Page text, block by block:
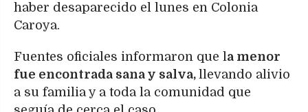
haber desaparecido el lunes en Colonia
Caroya.
Fuentes oficiales informaron que la menor
fue encontrada sana y salva, llevando alivio
a su familia y a toda la comunidad que